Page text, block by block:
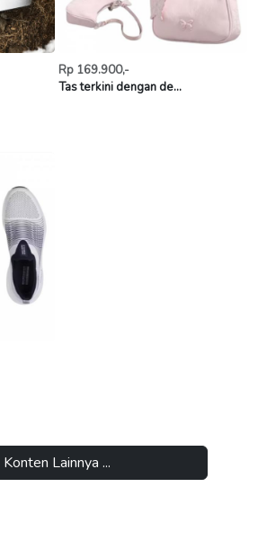
Rp 169.900,-
Tas terkini dengan de...
Konten Lainnya ...